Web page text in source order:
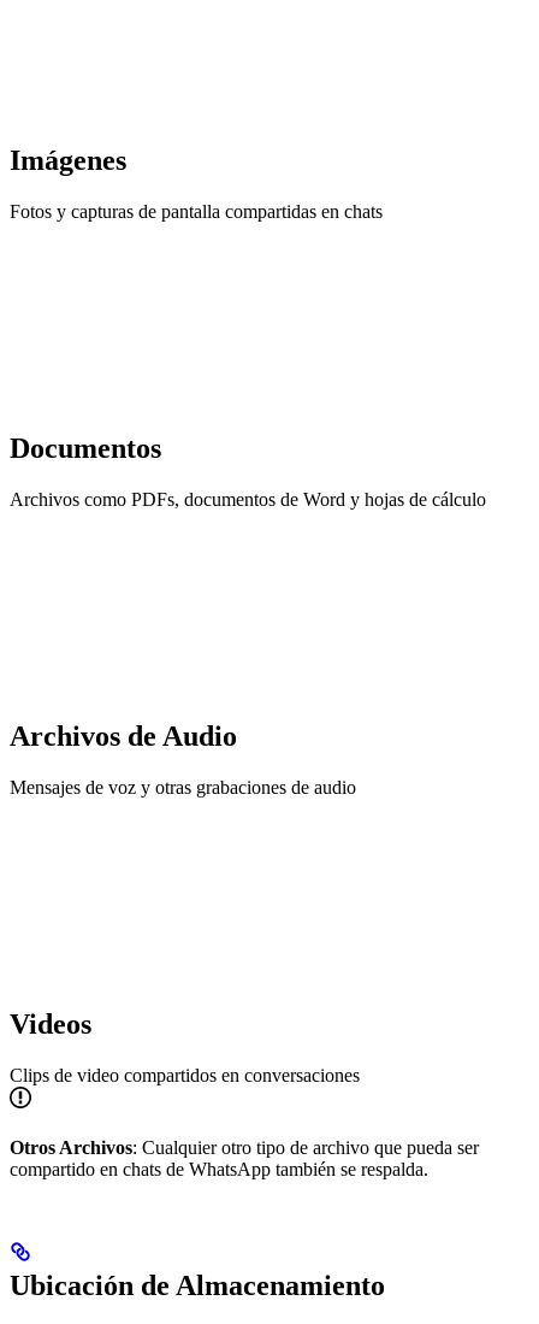
Imágenes
Fotos y capturas de pantalla compartidas en chats
Documentos
Archivos como PDFs, documentos de Word y hojas de cálculo
Archivos de Audio
Mensajes de voz y otras grabaciones de audio
Videos
Clips de video compartidos en conversaciones
Otros Archivos: Cualquier otro tipo de archivo que pueda ser
compartido en chats de WhatsApp también se respalda.
Ubicación de Almacenamiento